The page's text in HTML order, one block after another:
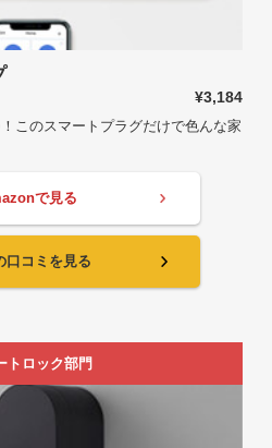
¥3,184
このスマートプラグだけで色んな家
で見る
口コミを見る
トロック部門